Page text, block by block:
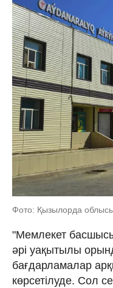
Фото: Қызылорда
"Мемлекет
әрі уақытылы
бағдарламалар
көрсетілуде. Сол